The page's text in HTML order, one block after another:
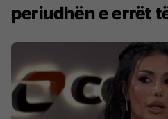
periudhën e errët